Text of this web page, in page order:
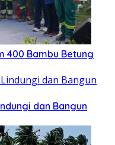
400 Bambu Betung
dan Bangun